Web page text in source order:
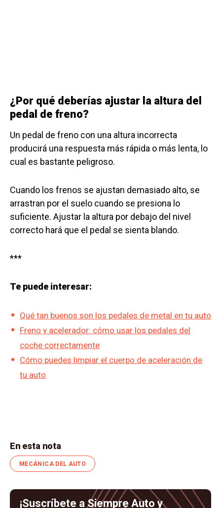
¿Por qué deberías ajustar la altura del
pedal de freno?
Un pedal de freno con una altura incorrecta
producirá una respuesta más rápida o más lenta, lo
cual es bastante peligroso.
Cuando los frenos se ajustan demasiado alto, se
arrastran por el suelo cuando se presiona lo
suficiente. Ajustar la altura por debajo del nivel
correcto hará que el pedal se sienta blando.
***
Te puede interesar:
Qué tan buenos son los pedales de metal en tu auto
Freno y acelerador: cómo usar los pedales del
coche correctamente
Cómo puedes limpiar el cuerpo de aceleración de
tu auto
En esta nota
MECÁNICA DEL AUTO
¡Suscríbete a Siempre Auto y